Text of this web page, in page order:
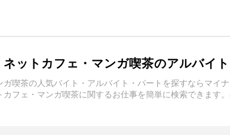
ットカフェ・マンガ喫茶のアルバイ
喫茶の人気バイト・アルバイト・パートを探すならマイ
フェ・マンガ喫茶に関するお仕事を簡単に検索できます